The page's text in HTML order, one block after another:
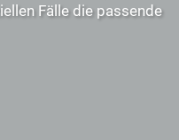
Fälle die passende